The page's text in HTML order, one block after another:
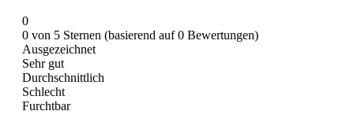
0
0 von 5 Sternen (basierend auf 0 Bewertungen)
Ausgezeichnet
Sehr gut
Durchschnittlich
Schlecht
Furchtbar